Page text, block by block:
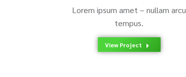
Lorem ipsum amet – nullam arcu
tempus.
View Project